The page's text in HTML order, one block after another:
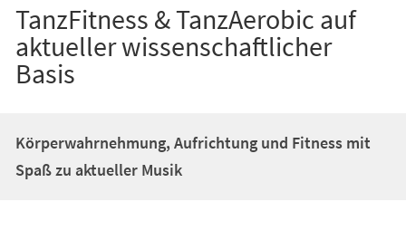
TanzFitness & TanzAerobic auf
aktueller wissenschaftlicher
Basis
Körperwahrnehmung, Aufrichtung und Fitness mit
Spaß zu aktueller Musik